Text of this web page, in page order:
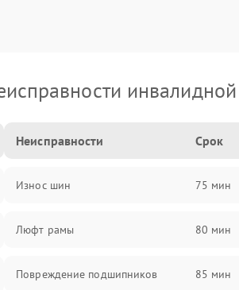
инвалидной
Неисправности Срок
Износ шин 75 мин
Люфт рамы 80 мин
Повреждение подшипников 85 мин